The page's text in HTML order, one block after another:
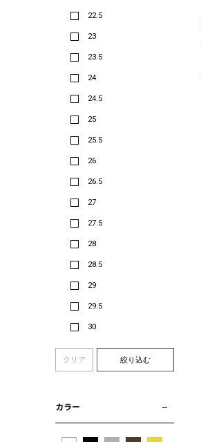
22.5
23
23.5
24
24.5
25
25.5
26
26.5
27
27.5
28
28.5
29
29.5
30
クリア 絞り込む
カラー